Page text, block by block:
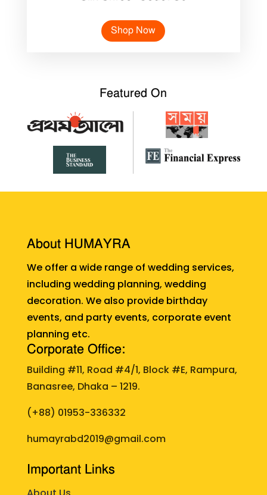
Shop Now
Featured On
About HUMAYRA
We offer a wide range of wedding services,
including wedding planning, wedding
decoration. We also provide birthday
events, and party events, corporate event
planning etc.
Corporate Office:
Building #11, Road #4/1, Block #E, Rampura,
Banasree, Dhaka – 1219.
(+88) 01953-336332
humayrabd2019@gmail.com
Important Links